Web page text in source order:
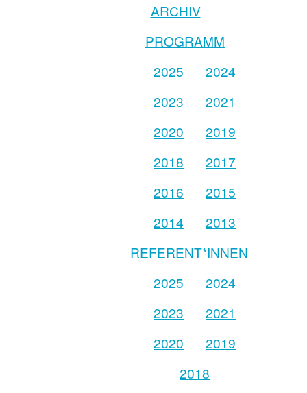
ARCHIV
PROGRAMM
2025
2024
2023
2021
2020
2019
2018
2017
2016
2015
2014
2013
REFERENT*INNEN
2025
2024
2023
2021
2020
2019
2018